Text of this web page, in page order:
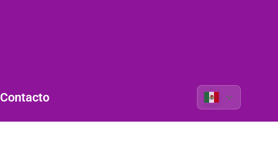
Contacto